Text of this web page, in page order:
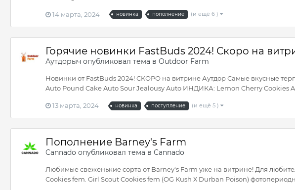
14 марта, 2024 новинка пополнение (и ещё 6 )
Горячие новинки FastBuds 2024! Скоро на
Аутдорыч опубликовал тема в Outdoor Farm
Новинки от FastBuds 2024! СКОРО на витрине Аутдор Самые вкусные
Auto Pound Cake Auto Sour Jealousy Auto ИНДИКА: Lemon Cherry Cookies
13 марта, 2024 новинка поступление (и ещё 5 )
Пополнение Barney's Farm
Cannado опубликовал тема в Cannado
Любимые свеженькие сорта от Barney's Farm уже на витрине! Для
Cookies fem. Girl Scout Cookies fem (OG Kush Х Durban Poison)